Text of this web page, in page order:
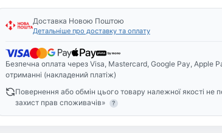
200
(3014260220051)
кількість
Доставка Новою Поштою
Детальніше про доставку та оплату
Безпечна оплата через Visa, Mastercard, Google Pay, Apple
отриманні (накладений платіж)
Повернення або обмін цього товару належної якості не
захист прав споживачів»
?